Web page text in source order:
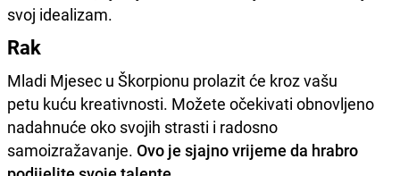
svoj idealizam.
Rak
Mladi Mjesec u Škorpionu prolazit će kroz vašu
petu kuću kreativnosti. Možete očekivati obnovljeno
nadahnuće oko svojih strasti i radosno
samoizražavanje. Ovo je sjajno vrijeme da hrabro